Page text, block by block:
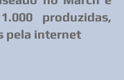
produzidas,
pela internet